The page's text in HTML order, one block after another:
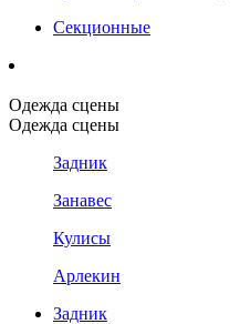
Секционные
Одежда сцены
Одежда сцены
Задник
Занавес
Кулисы
Арлекин
Задник